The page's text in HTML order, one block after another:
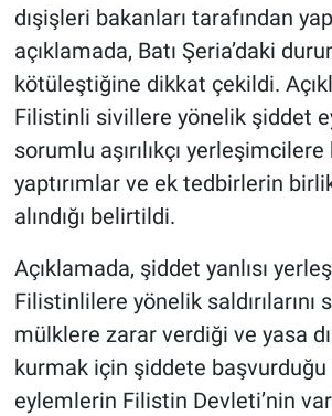
dışişleri bakanları tarafından
açıklamada, Batı Şeria’daki
kötüleştiğine dikkat çekildi.
Filistinli sivillere yönelik şiddet
sorumlu aşırılıkçı yerleşimcilere
yaptırımlar ve ek tedbirlerin
alındığı belirtildi.
Açıklamada, şiddet yanlısı
Filistinlilere yönelik saldırılarını
mülklere zarar verdiği ve yasa
kurmak için şiddete
eylemlerin Filistin Devleti’nin